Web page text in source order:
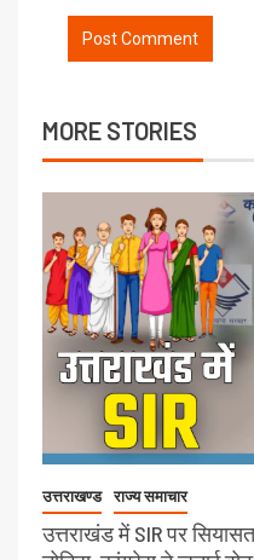
MORE STORIES
उत्तराखण्ड राज्य समाचार
उत्तराखंड में SIR पर